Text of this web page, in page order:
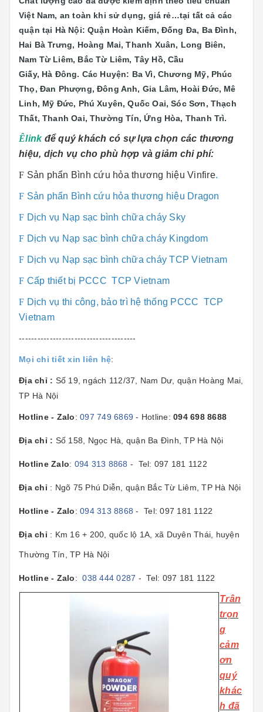
Việt Nam, an toàn khi sử dụng, giá rẻ…tại tất cả các
quận tại Hà Nội: Quận Hoàn Kiếm, Đống Đa, Ba Đình,
Hai Bà Trưng, Hoàng Mai, Thanh Xuân, Long Biên,
Nam Từ Liêm, Bắc Từ Liêm, Tây Hồ, Cầu
Giấy, Hà Đông. Các Huyện: Ba Vì, Chương Mỹ, Phúc
Thọ, Đan Phượng, Đông Anh, Gia Lâm, Hoài Đức, Mê
Linh, Mỹ Đức, Phú Xuyên, Quốc Oai, Sóc Sơn, Thạch
Thất, Thanh Oai, Thường Tín, Ứng Hòa, Thanh Trì.
Êlink để quý khách có sự lựa chọn các thương
hiệu, dịch vụ cho phù hợp và giảm chi phí:
F Sản phẩn Bình cứu hỏa thương hiệu Vinfire.
F Sản phẩn Bình cứu hỏa thương hiệu Dragon
F Dịch vụ Nạp sạc bình chữa cháy Sky
F Dịch vụ Nạp sạc bình chữa cháy Kingdom
F Dịch vụ Nạp sạc bình chữa cháy TCP Vietnam
F Cấp thiết bị PCCC TCP Vietnam
F Dịch vụ thi công, bảo trì hệ thống PCCC TCP
Vietnam
--------------------------------------
Mọi chi tiết xin liên hệ:
Địa chỉ : Số 19, ngách 112/37, Nam Dư, quận Hoàng Mai,
TP Hà Nội
Hotline - Zalo: 097 749 6869- Hotline: 094 698 8688
Địa chỉ : Số 158, Ngọc Hà, quận Ba Đình, TP Hà Nội
Hotline Zalo: 094 313 8868 - Tel: 097 181 1122
Địa chỉ : Ngõ 75 Phú Diễn, quận Bắc Từ Liêm, TP Hà Nội
Hotline - Zalo: 094 313 8868- Tel: 097 181 1122
Địa chỉ : Km 16 + 200, quốc lộ 1A, xã Duyên Thái, huyện
Thường Tín, TP Hà Nội
Hotline - Zalo:038 444 0287 - Tel: 097 181 1122
Trân
trọn
g
cảm
ơn
quý
khác
h đã